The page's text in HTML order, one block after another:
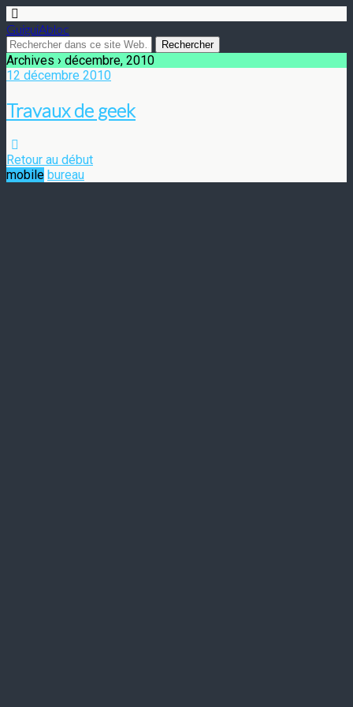
GuiguiAbloc
Archives › décembre, 2010
12 décembre 2010
Travaux de geek
Retour au début
mobile bureau